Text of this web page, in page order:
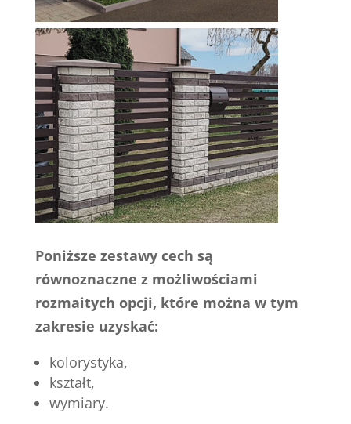
Poniższe zestawy cech są
równoznaczne z możliwościami
rozmaitych opcji, które można w tym
zakresie uzyskać:
kolorystyka,
kształt,
wymiary.